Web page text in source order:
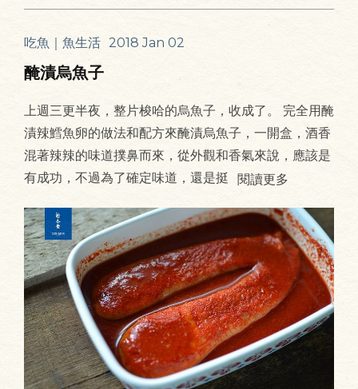
吃魚｜魚生活 2018 Jan 02
醃漬烏魚子
上週三更半夜，整片梭哈的烏魚子，收成了。 完全用醃
漬辣鱈魚卵的做法和配方來醃漬烏魚子，一開盒，酒香
混著辣辣的味道撲鼻而來，從外觀和香氣來說，應該是
有成功，不過為了確定味道，還是挺 閱讀更多